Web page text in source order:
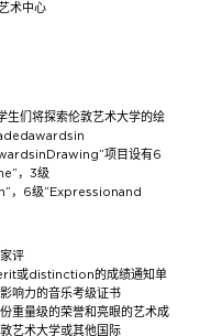
术中心
生们将探索伦敦艺术大学的绘
项目设有6
，3级
，6级“Expressionand
评
或distinction的成绩通知单
响力的音乐考级证书
重量级的荣誉和亮眼的艺术成
艺术大学或其他国际